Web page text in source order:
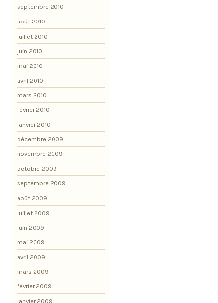
septembre 2010
août 2010
juillet 2010
juin 2010
mai 2010
avril 2010
mars 2010
février 2010
janvier 2010
décembre 2009
novembre 2009
octobre 2009
septembre 2009
août 2009
juillet 2009
juin 2009
mai 2009
avril 2009
mars 2009
février 2009
janvier 2009